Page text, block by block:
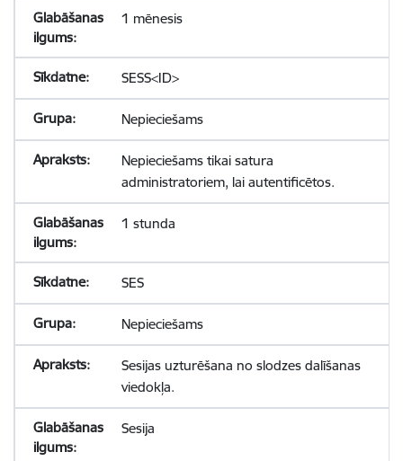
1 mēnesis
SESS<ID>
Nepieciešams
Nepieciešams tikai satura
administratoriem, lai autentificētos.
1 stunda
SES
Nepieciešams
Sesijas uzturēšana no slodzes dalīšanas
viedokļa.
Sesija